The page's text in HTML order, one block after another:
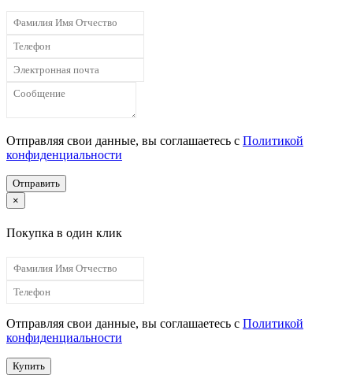
Отправляя свои данные, вы соглашаетесь с Политикой
конфиденциальности
Отправить
×
Покупка в один клик
Отправляя свои данные, вы соглашаетесь с Политикой
конфиденциальности
Купить